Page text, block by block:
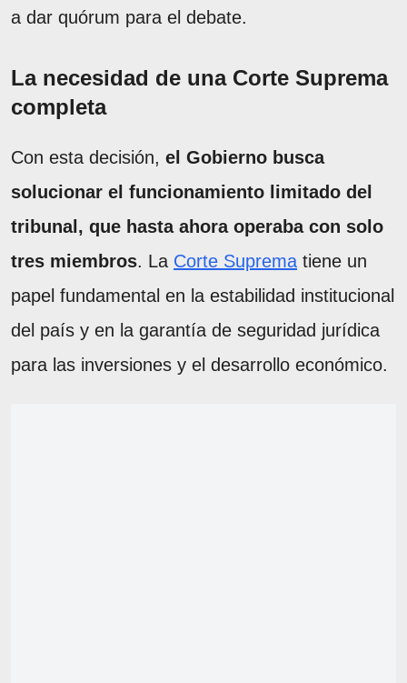
a dar quórum para el debate.
La necesidad de una Corte Suprema
completa
Con esta decisión, el Gobierno busca
solucionar el funcionamiento limitado del
tribunal, que hasta ahora operaba con solo
tres miembros. La Corte Suprema tiene un
papel fundamental en la estabilidad institucional
del país y en la garantía de seguridad jurídica
para las inversiones y el desarrollo económico.